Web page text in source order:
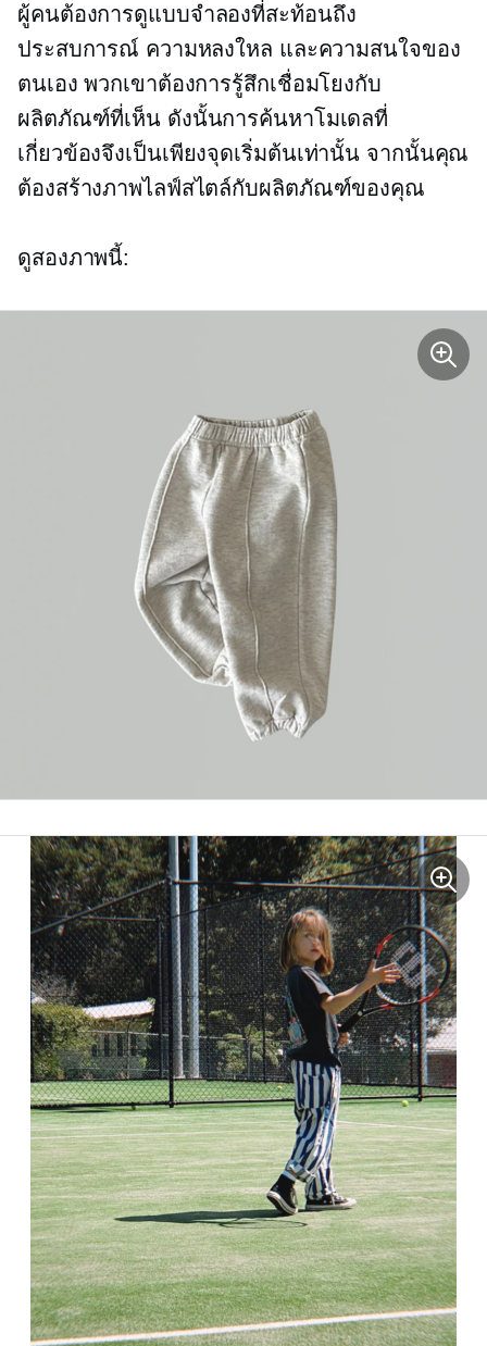
ผู้คนต้องการดูแบบจำลองที่สะท้อนถึง
ประสบการณ์ ความหลงใหล และความสนใจของ
ตนเอง พวกเขาต้องการรู้สึกเชื่อมโยงกับ
ผลิตภัณฑ์ที่เห็น ดังนั้นการค้นหาโมเดลที่
เกี่ยวข้องจึงเป็นเพียงจุดเริ่มต้นเท่านั้น จากนั้นคุณ
ต้องสร้างภาพไลฟ์สไตล์กับผลิตภัณฑ์ของคุณ
ดูสองภาพนี้: